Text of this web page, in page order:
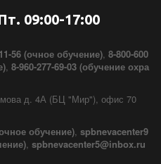
09:00-17:00
56 (очное обучение), 8-800-600
, 8-960-277-69-03 (обучение охра
д. 4А (БЦ "Мир"), офис 70
обучение), spbnevacenter9
, spbnevacenter5@inbox.ru